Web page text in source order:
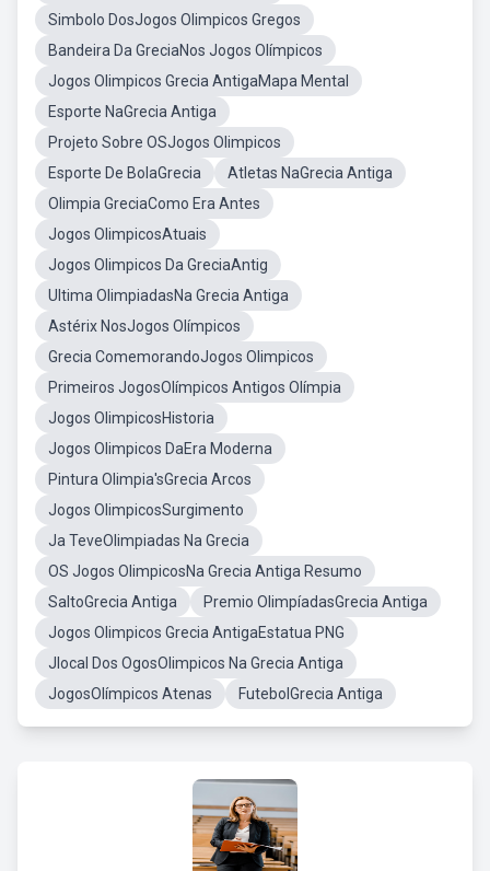
Simbolo DosJogos Olimpicos Gregos
Bandeira Da GreciaNos Jogos Olímpicos
Jogos Olimpicos Grecia AntigaMapa Mental
Esporte NaGrecia Antiga
Projeto Sobre OSJogos Olimpicos
Esporte De BolaGrecia
Atletas NaGrecia Antiga
Olimpia GreciaComo Era Antes
Jogos OlimpicosAtuais
Jogos Olimpicos Da GreciaAntig
Ultima OlimpiadasNa Grecia Antiga
Astérix NosJogos Olímpicos
Grecia ComemorandoJogos Olimpicos
Primeiros JogosOlímpicos Antigos Olímpia
Jogos OlimpicosHistoria
Jogos Olimpicos DaEra Moderna
Pintura Olimpia'sGrecia Arcos
Jogos OlimpicosSurgimento
Ja TeveOlimpiadas Na Grecia
OS Jogos OlimpicosNa Grecia Antiga Resumo
SaltoGrecia Antiga
Premio OlimpíadasGrecia Antiga
Jogos Olimpicos Grecia AntigaEstatua PNG
Jlocal Dos OgosOlimpicos Na Grecia Antiga
JogosOlímpicos Atenas
FutebolGrecia Antiga